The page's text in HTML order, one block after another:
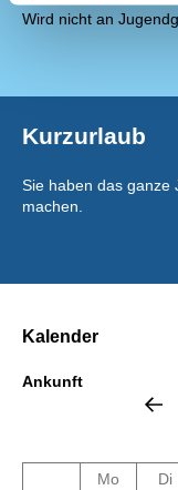
Wird nicht an
Kurzurlaub
Sie haben das ganze
machen.
Kalender
Ankunft
Mo
Di